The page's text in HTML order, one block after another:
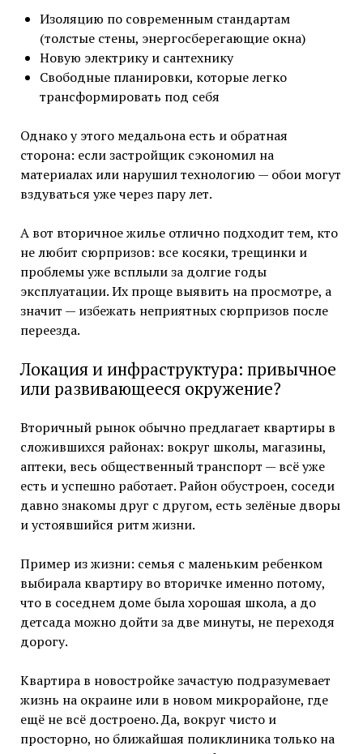
Изоляцию по современным стандартам
(толстые стены, энергосберегающие окна)
Новую электрику и сантехнику
Свободные планировки, которые легко
трансформировать под себя
Однако у этого медальона есть и обратная
сторона: если застройщик сэкономил на
материалах или нарушил технологию — обои могут
вздуваться уже через пару лет.
А вот вторичное жилье отлично подходит тем, кто
не любит сюрпризов: все косяки, трещинки и
проблемы уже всплыли за долгие годы
эксплуатации. Их проще выявить на просмотре, а
значит — избежать неприятных сюрпризов после
переезда.
Локация и инфраструктура: привычное
или развивающееся окружение?
Вторичный рынок обычно предлагает квартиры в
сложившихся районах: вокруг школы, магазины,
аптеки, весь общественный транспорт — всё уже
есть и успешно работает. Район обустроен, соседи
давно знакомы друг с другом, есть зелёные дворы
и устоявшийся ритм жизни.
Пример из жизни: семья с маленьким ребенком
выбирала квартиру во вторичке именно потому,
что в соседнем доме была хорошая школа, а до
детсада можно дойти за две минуты, не переходя
дорогу.
Квартира в новостройке зачастую подразумевает
жизнь на окраине или в новом микрорайоне, где
ещё не всё достроено. Да, вокруг чисто и
просторно, но ближайшая поликлиника только на